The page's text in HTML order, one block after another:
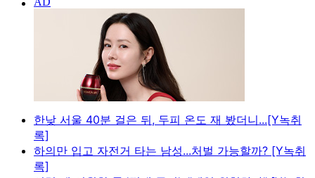
한낮 서울 40분 걸은 뒤, 두피 온도 재 봤더니...[Y녹취
록]
하의만 입고 자전거 타는 남성...처벌 가능할까? [Y녹취
록]